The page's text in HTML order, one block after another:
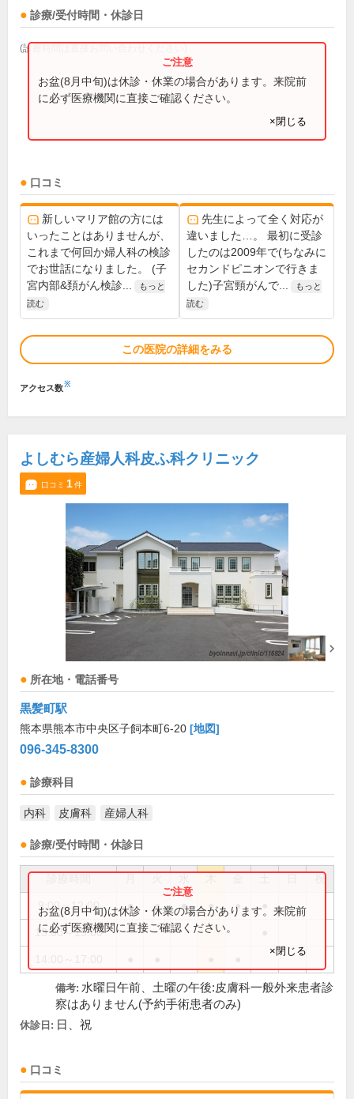
診療/受付時間・休診日
(診療時間は直接お問い合わせください)
お盆(8月中旬)は休診・休業の場合があります。来院前
に必ず医療機関に直接ご確認ください。
×閉じる
口コミ
新しいマリア館の方には
いったことはありませんが、
これまで何回か婦人科の検診
でお世話になりました。 (子
宮内部&頚がん検診...
もっと
読む
先生によって全く対応が
違いました…。 最初に受診
したのは2009年で(ちなみに
セカンドピニオンで行きま
した)子宮頸がんで...
もっと
読む
この医院の詳細をみる
アクセス数※
よしむら産婦人科皮ふ科クリニック
口コミ 1件
所在地・電話番号
黒髪町駅
熊本県熊本市中央区子飼本町6-20 [地図]
096-345-8300
診療科目
内科 皮膚科 産婦人科
診療/受付時間・休診日
祝
9:00～12:00 ● ● ● ● ●
13:00～15:00
お盆(8月中旬)は休診・休業の場合があります。来院前
に必ず医療機関に直接ご確認ください。
×閉じる
備考: 水曜日午前、土曜の午後:皮膚科一般外来患者診
察はありません(予約手術患者のみ)
休診日: 日、祝
口コミ